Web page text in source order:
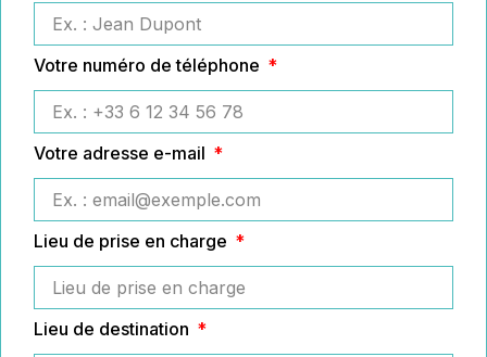
Votre numéro de téléphone
Votre adresse e-mail
Lieu de prise en charge
Lieu de destination